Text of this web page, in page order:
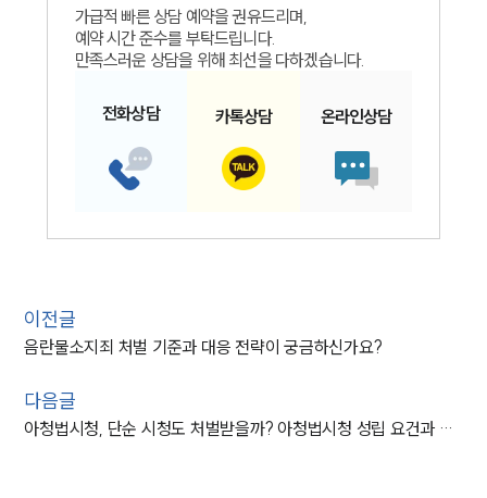
가급적 빠른 상담 예약을 권유드리며,
예약 시간 준수를 부탁드립니다.
만족스러운 상담을 위해 최선을 다하겠습니다.
전화상담 카톡상담 온라인상담
이전글
음란물소지죄 처벌 기준과 대응 전략이 궁금하신가요?
다음글
아청법시청, 단순 시청도 처벌받을까? 아청법시청 성립 요건과 처벌 기준